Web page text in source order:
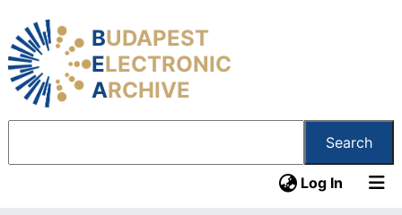
BUDAPEST
ELECTRONIC
ARCHIVE
Search
Log In